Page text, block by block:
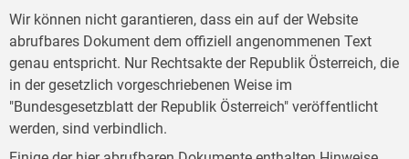
Wir können nicht garantieren, dass ein auf der Website
abrufbares Dokument dem offiziell angenommenen Text
genau entspricht. Nur Rechtsakte der Republik Österreich, die
in der gesetzlich vorgeschriebenen Weise im
"Bundesgesetzblatt der Republik Österreich" veröffentlicht
werden, sind verbindlich.